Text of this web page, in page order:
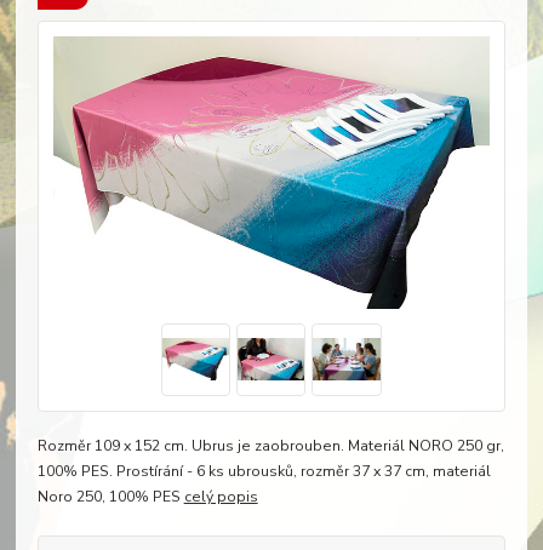
Rozměr 109 x 152 cm. Ubrus je zaobrouben. Materiál NORO 250 gr,
100% PES. Prostírání - 6 ks ubrousků, rozměr 37 x 37 cm, materiál
Noro 250, 100% PES celý popis